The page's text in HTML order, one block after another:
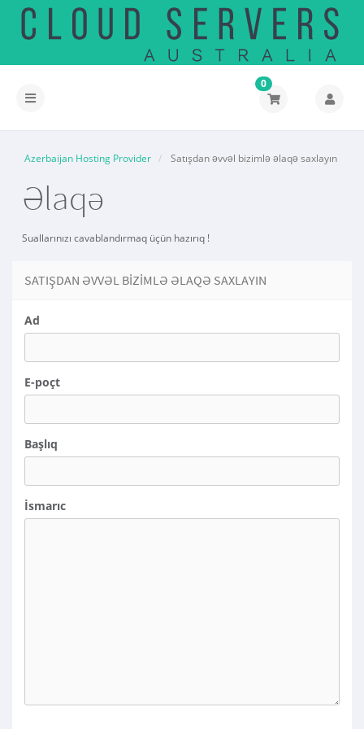
Naviqasiyaya
0
Azerbaijan Hosting Provider Satışdan əvvəl bizimlə əlaqə saxlayın
Əlaqə
Suallarınızı cavablandırmaq üçün hazırıq !
SATIŞDAN ƏVVƏL BIZIMLƏ ƏLAQƏ SAXLAYIN
Ad
E-poçt
Başlıq
İsmarıc